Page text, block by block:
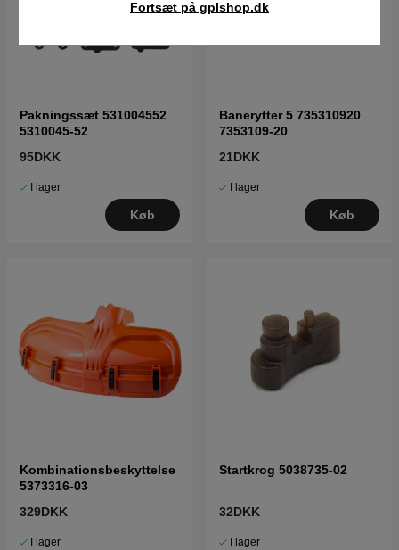
Fortsæt på gplshop.dk
Pakningssæt 531004552
5310045-52
95DKK
I lager
Køb
Banerytter 5 735310920
7353109-20
21DKK
I lager
Køb
Kombinationsbeskyttelse
5373316-03
329DKK
I lager
Startkrog 5038735-02
32DKK
I lager